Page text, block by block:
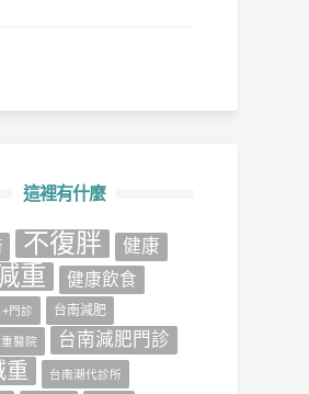
這裡有什麼
不復胖 健康
重 健康飲食
門診 台南減肥
醫院 台南減肥門診
重 台南潮代診所